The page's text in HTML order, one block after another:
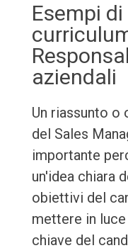
Esempi
aziendali
Un riassunto
del Sales
importante
un'idea chiara
obiettivi del
mettere in
chiave del